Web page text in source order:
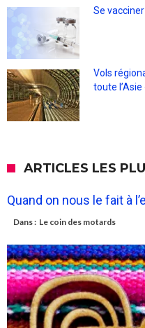
Se
Vols
toute l’Asie
ARTICLES LES
Quand on nous le fait à
Dans : Le coin des motards